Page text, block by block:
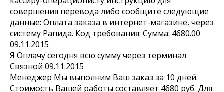
совершения перевода либо сообщите следующие
данные: Оплата заказа в интернет-магазине, через
систему Рапида. Код требования: Сумма: 4680.00
09.11.2015
Я Оплачу сегодня всю сумму через терминал
Связной 09.11.2015
Менеджер Мы выполним Ваш заказ за 10 дней.
Стоимость Вашей работы составляет 4680 руб. Для